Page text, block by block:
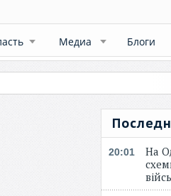
Медиа Блоги
20:01
На